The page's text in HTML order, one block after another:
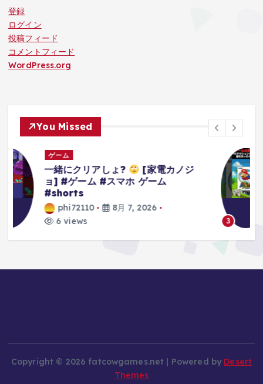
登録
ログイン
投稿フィード
コメントフィード
WordPress.org
You Missed
3
3Dアクションゲームの礎を作り上げ
たレジェンドゲーム#ゲーム #ゲーム
の思い出 #64 #スーパーマリオ64
phi72110
8月 7, 2026
Copyright © 2026 fatcowgames.net | Powered by Desert
Themes